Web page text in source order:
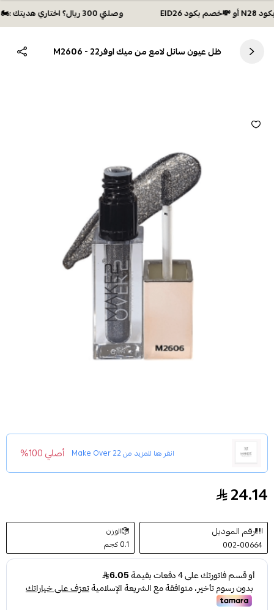
وصلتي 300 ريال؟ اختاري هديتك :🏍 شحن مجاني بكود N28 أو 💸خصم بكود EID26
ظل عيون سائل لامع من ميك اوفر22 - M2606
انقر هنا للمزيد منMake Over 22 أصلي 100%
ظل عيون سائل لامع من ميك اوفر22 - M2606
24.14
رقم الموديل
002-00664
الوزن
0.1 كجم